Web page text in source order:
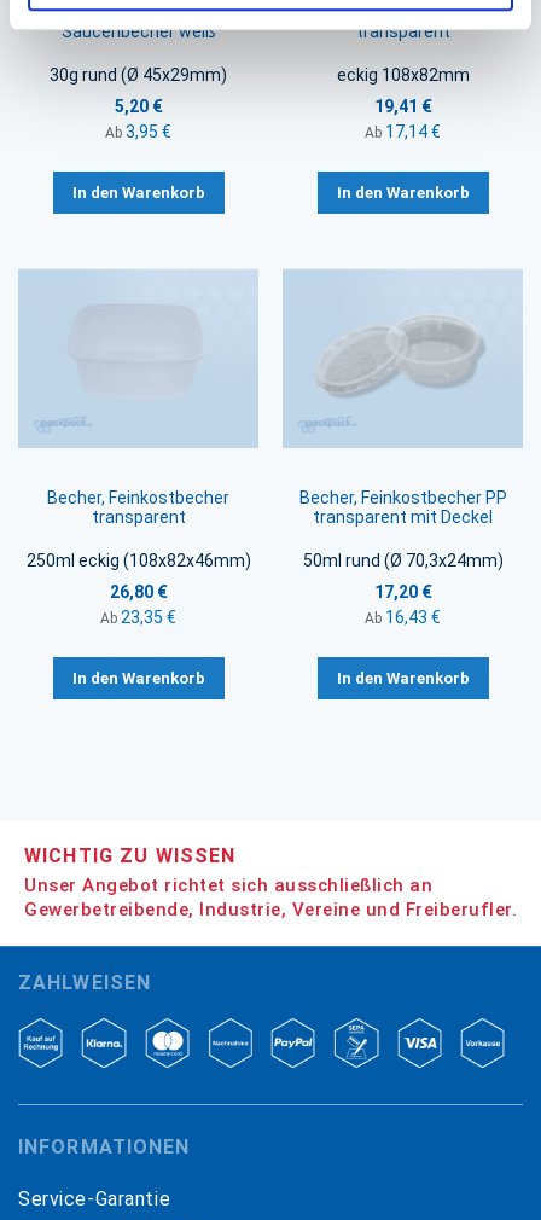
Becher, Dressingbecher Papier,
Saucenbecher weiß
30g rund (Ø 45x29mm)
5,20 €
Ab 3,95 €
In den Warenkorb
Deckel für Feinkostbecher
transparent
eckig 108x82mm
19,41 €
Ab 17,14 €
In den Warenkorb
Becher, Feinkostbecher
transparent
250ml eckig (108x82x46mm)
26,80 €
Ab 23,35 €
In den Warenkorb
Becher, Feinkostbecher PP
transparent mit Deckel
50ml rund (Ø 70,3x24mm)
17,20 €
Ab 16,43 €
In den Warenkorb
WICHTIG ZU WISSEN
Unser Angebot richtet sich ausschließlich an
Gewerbetreibende, Industrie, Vereine und Freiberufler.
ZAHLWEISEN
INFORMATIONEN
Service-Garantie